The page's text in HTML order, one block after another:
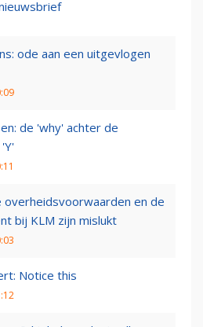
ode aan een uitgevlogen
de 'why' achter de
overheidsvoorwaarden en de
bij KLM zijn mislukt
Notice this